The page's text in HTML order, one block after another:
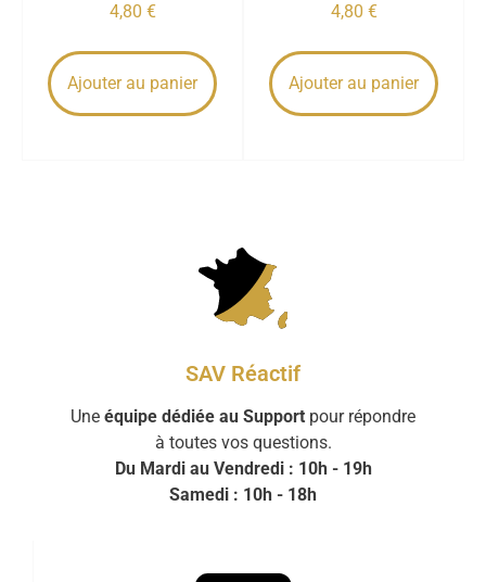
4,80 €
Ajouter au panier
4,80 €
Ajouter au panier
SAV Réactif
Une équipe dédiée au Support pour répondre
à toutes vos questions.
Du Mardi au Vendredi : 10h - 19h
Samedi : 10h - 18h